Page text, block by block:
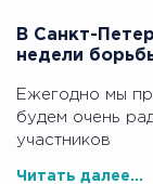
В Санкт-
недели
Ежегодно мы
будем очень
участников
Читать далее...